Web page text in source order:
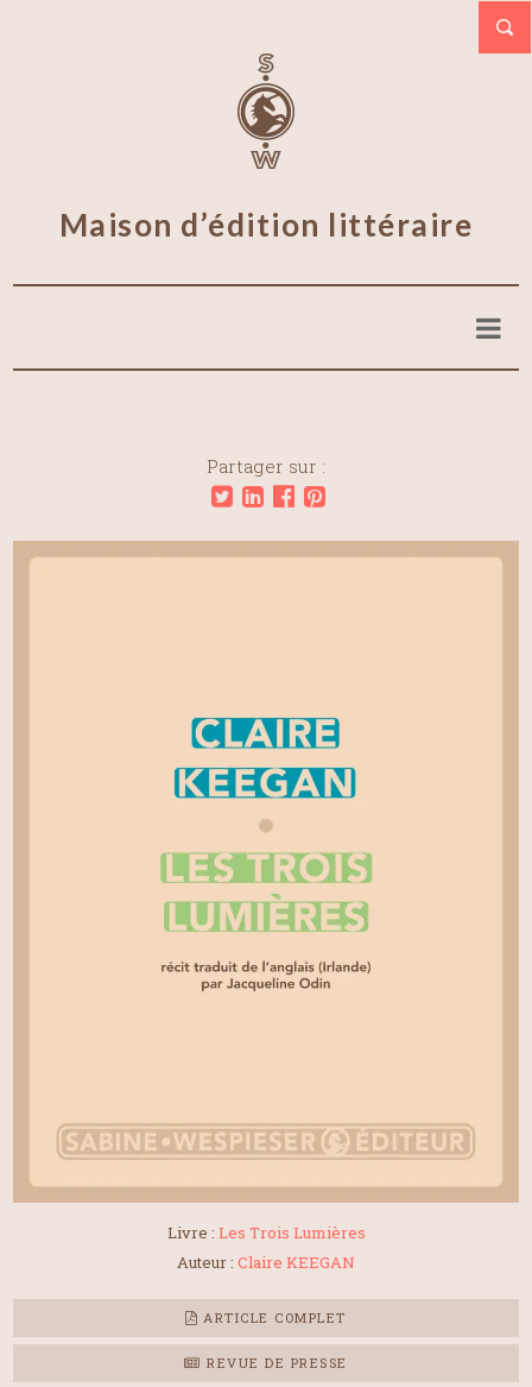
Maison d’édition littéraire
Partager sur :
Livre : Les Trois Lumières
Auteur : Claire KEEGAN
ARTICLE COMPLET
REVUE DE PRESSE